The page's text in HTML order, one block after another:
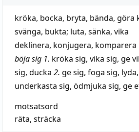
kröka, bocka, bryta, bända, göra
svänga, bukta; luta, sänka, vika
deklinera, konjugera, komparera
böja sig 1. kröka sig, vika sig, ge
sig, ducka 2. ge sig, foga sig, lyda,
underkasta sig, ödmjuka sig, ge
motsatsord
räta, sträcka